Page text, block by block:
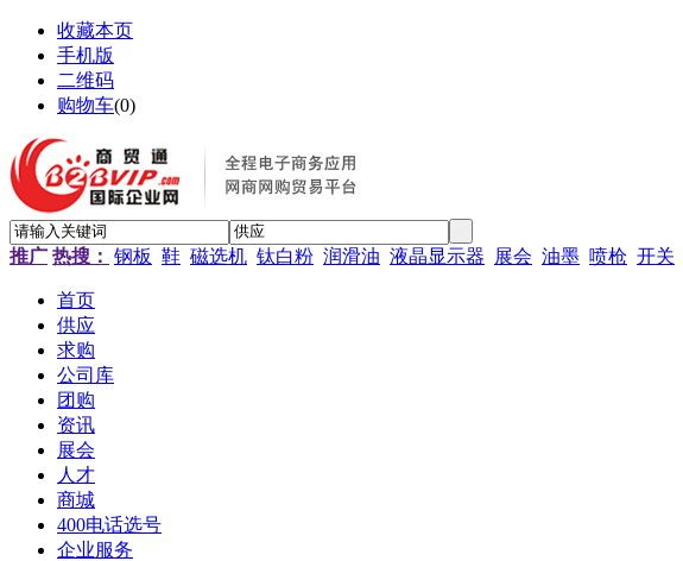
收藏本页
手机版
二维码
购物车(0)
推广 热搜： 钢板 鞋 磁选机 钛白粉 润滑油 液晶显示器 展会 油墨 喷枪 开关
首页
供应
求购
公司库
团购
资讯
展会
人才
商城
400电话选号
企业服务